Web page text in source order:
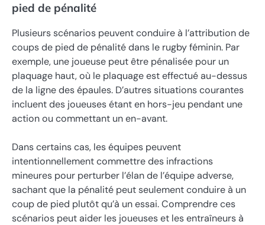
pied de pénalité
Plusieurs scénarios peuvent conduire à l’attribution de
coups de pied de pénalité dans le rugby féminin. Par
exemple, une joueuse peut être pénalisée pour un
plaquage haut, où le plaquage est effectué au-dessus
de la ligne des épaules. D’autres situations courantes
incluent des joueuses étant en hors-jeu pendant une
action ou commettant un en-avant.
Dans certains cas, les équipes peuvent
intentionnellement commettre des infractions
mineures pour perturber l’élan de l’équipe adverse,
sachant que la pénalité peut seulement conduire à un
coup de pied plutôt qu’à un essai. Comprendre ces
scénarios peut aider les joueuses et les entraîneurs à